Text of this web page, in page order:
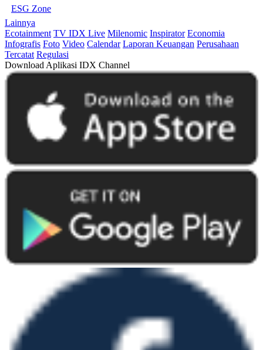
ESG Zone
Lainnya
Ecotainment TV IDX Live Milenomic Inspirator Economia
Infografis Foto Video Calendar Laporan Keuangan Perusahaan
Tercatat Regulasi
Download Aplikasi IDX Channel